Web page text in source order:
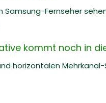
Fernseher
kommt noch in
horizontalen